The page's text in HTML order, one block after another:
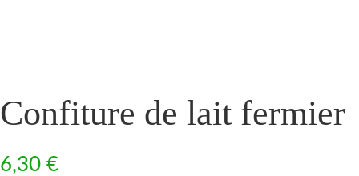
Confiture de lait fermier
6,30 €